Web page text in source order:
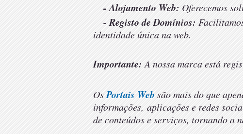
- Alojamento Web: Oferecemos
- Registo de Domínios:
identidade única na web.
Importante: A nossa marca está
OsPortais Web são mais do que
informações, aplicaçõese redes
de conteúdos e serviços, tornando a